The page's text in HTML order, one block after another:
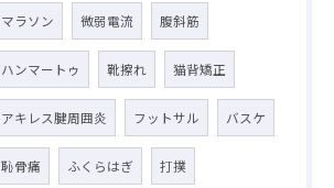
マラソン 微弱電流 腹斜筋
ハンマートゥ 靴擦れ 猫背矯正
アキレス腱周囲炎 フットサル バスケ
恥骨痛 ふくらはぎ 打撲